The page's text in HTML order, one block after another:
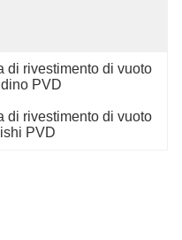
di rivestimento di vuoto
PVD
di rivestimento di vuoto
PVD